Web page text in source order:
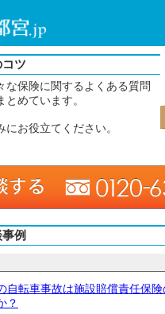
ツ
な保険に関するよくある質問
めています。
お役立てください。
例
自転車事故は施設賠償責任保
？